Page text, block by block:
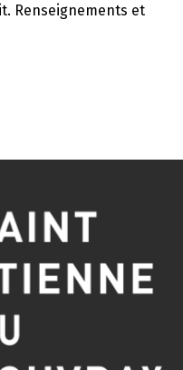
Renseignements et